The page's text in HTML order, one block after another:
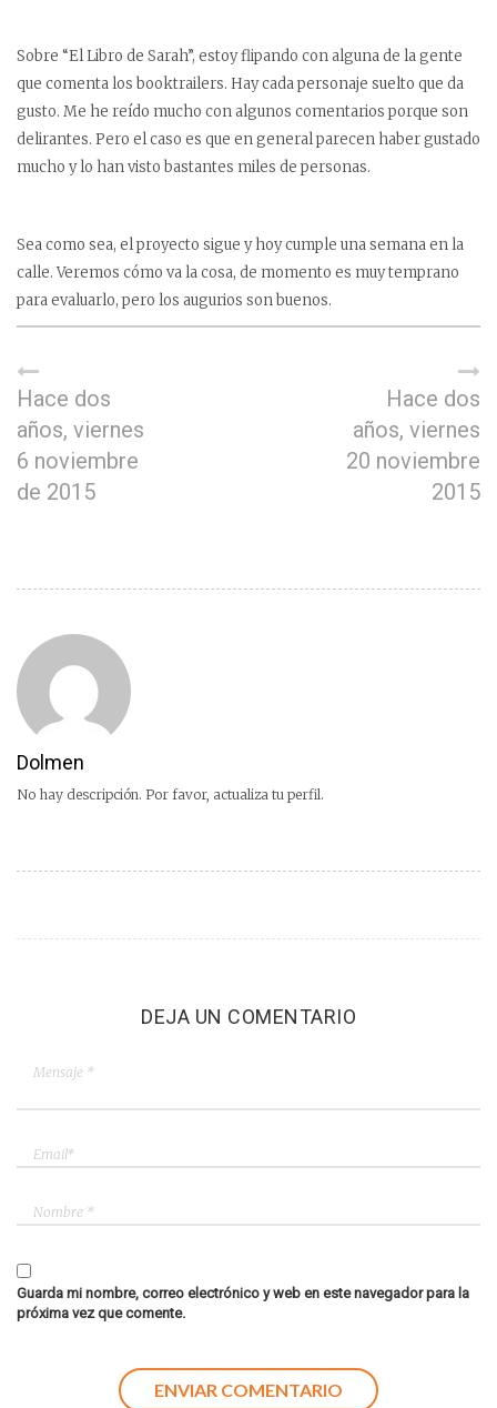
Sobre “El Libro de Sarah”, estoy flipando con alguna de la gente
que comenta los booktrailers. Hay cada personaje suelto que da
gusto. Me he reído mucho con algunos comentarios porque son
delirantes. Pero el caso es que en general parecen haber gustado
mucho y lo han visto bastantes miles de personas.
Sea como sea, el proyecto sigue y hoy cumple una semana en la
calle. Veremos cómo va la cosa, de momento es muy temprano
para evaluarlo, pero los augurios son buenos.
Hace dos
años, viernes
6 noviembre
de 2015
Hace dos
años, viernes
20 noviembre
2015
Dolmen
No hay descripción. Por favor, actualiza tu perfil.
DEJA UN COMENTARIO
Guarda mi nombre, correo electrónico y web en este navegador para la
próxima vez que comente.